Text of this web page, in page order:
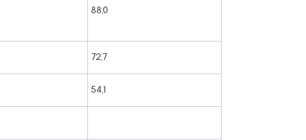
88,0
72,7
54,1